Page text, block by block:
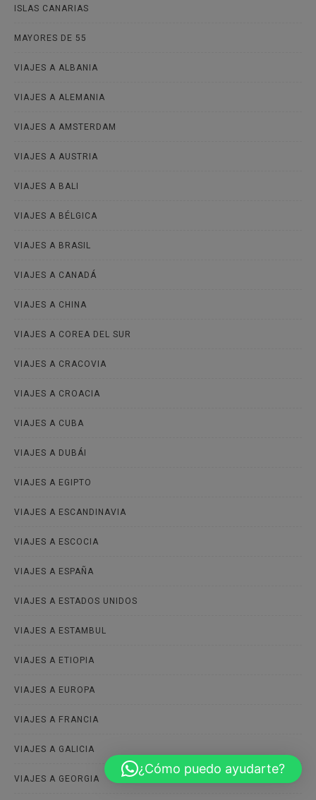
ISLAS CANARIAS
MAYORES DE 55
VIAJES A ALBANIA
VIAJES A ALEMANIA
VIAJES A AMSTERDAM
VIAJES A AUSTRIA
VIAJES A BALI
VIAJES A BÉLGICA
VIAJES A BRASIL
VIAJES A CANADÁ
VIAJES A CHINA
VIAJES A COREA DEL SUR
VIAJES A CRACOVIA
VIAJES A CROACIA
VIAJES A CUBA
VIAJES A DUBÁI
VIAJES A EGIPTO
VIAJES A ESCANDINAVIA
VIAJES A ESCOCIA
VIAJES A ESPAÑA
VIAJES A ESTADOS UNIDOS
VIAJES A ESTAMBUL
VIAJES A ETIOPIA
VIAJES A EUROPA
VIAJES A FRANCIA
VIAJES A GALICIA
VIAJES A GEORGIA
¿Cómo puedo ayudarte?